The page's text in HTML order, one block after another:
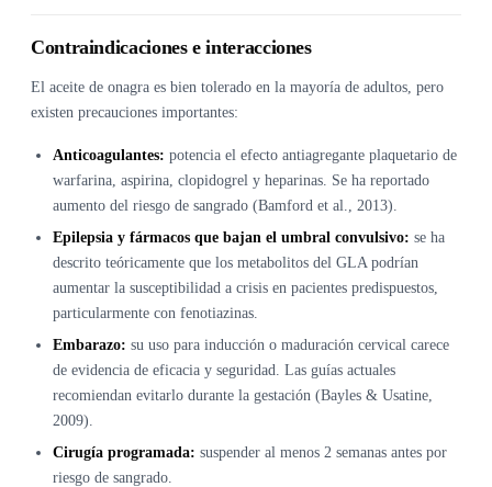
Contraindicaciones e interacciones
El aceite de onagra es bien tolerado en la mayoría de adultos, pero
existen precauciones importantes:
Anticoagulantes: potencia el efecto antiagregante plaquetario de
warfarina, aspirina, clopidogrel y heparinas. Se ha reportado
aumento del riesgo de sangrado (Bamford et al., 2013).
Epilepsia y fármacos que bajan el umbral convulsivo: se ha
descrito teóricamente que los metabolitos del GLA podrían
aumentar la susceptibilidad a crisis en pacientes predispuestos,
particularmente con fenotiazinas.
Embarazo: su uso para inducción o maduración cervical carece
de evidencia de eficacia y seguridad. Las guías actuales
recomiendan evitarlo durante la gestación (Bayles & Usatine,
2009).
Cirugía programada: suspender al menos 2 semanas antes por
riesgo de sangrado.